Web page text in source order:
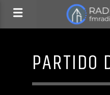
PARTIDO